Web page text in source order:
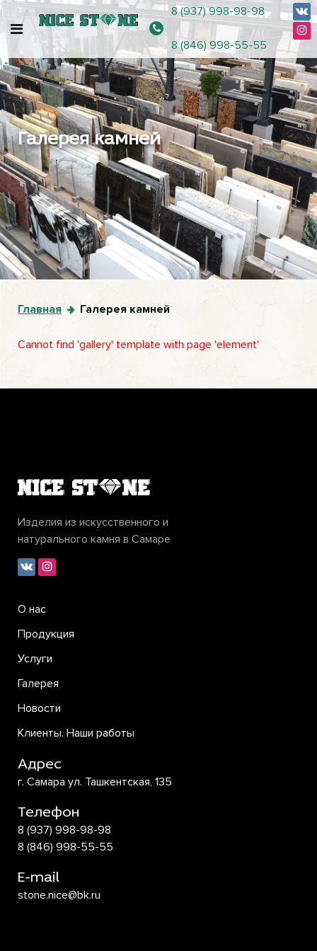
8 (937) 998-98-98
8 (846) 998-55-55
Галерея камней
Главная Галерея камней
Cannot find 'gallery' template with page 'element'
Изделия из искусственного и
натурального камня в Самаре
О нас
Продукция
Услуги
Галерея
Новости
Клиенты. Наши работы
Адрес
г. Самара ул. Ташкентская, 135
Телефон
8 (937) 998-98-98
8 (846) 998-55-55
E-mail
stone.nice@bk.ru